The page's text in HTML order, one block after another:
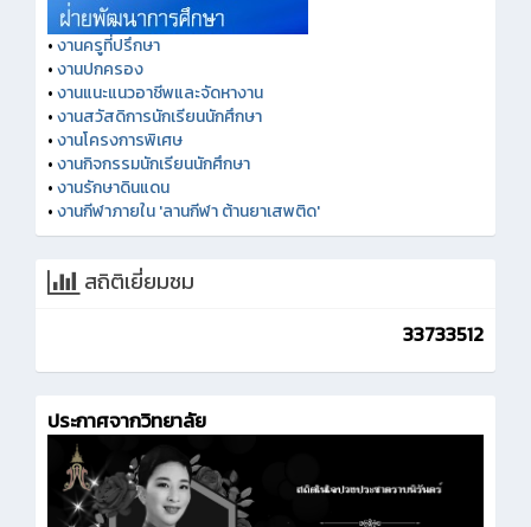
•งานครูที่ปรึกษา
•งานปกครอง
•งานแนะแนวอาชีพและจัดหางาน
•งานสวัสดิการนักเรียนนักศึกษา
•งานโครงการพิเศษ
•งานกิจกรรมนักเรียนนักศึกษา
•งานรักษาดินแดน
•งานกีฬาภายใน 'ลานกีฬา ต้านยาเสพติด'
สถิติเยี่ยมชม
33733512
ประกาศจากวิทยาลัย